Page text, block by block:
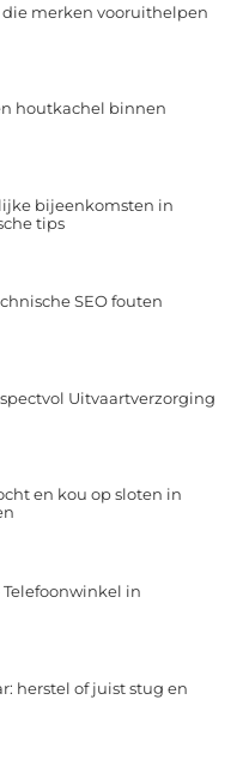
die merken vooruithelpen
houtkachel binnen
bijeenkomsten in
tips
SEO fouten
Uitvaartverzorging
en kou op sloten in
in
herstel of juist stug en